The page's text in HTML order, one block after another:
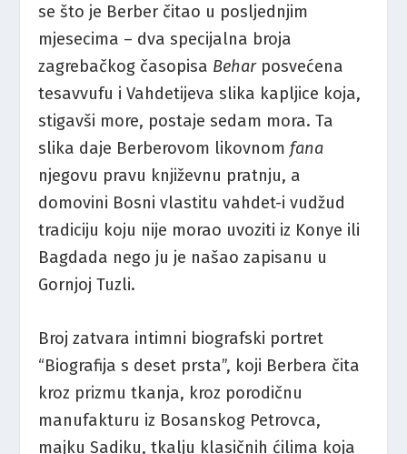
se što je Berber čitao u posljednjim
mjesecima – dva specijalna broja
zagrebačkog časopisa Beharposvećena
tesavvufu i Vahdetijeva slika kapljice koja,
stigavši more, postaje sedam mora. Ta
slika daje Berberovom likovnomfana
njegovu pravu književnu pratnju, a
domovini Bosni vlastitu vahdet-i vudžud
tradiciju koju nije morao uvoziti iz Konye ili
Bagdada nego ju je našao zapisanu u
Gornjoj Tuzli.
Broj zatvara intimni biografski portret
“Biografija s deset prsta”, koji Berbera čita
kroz prizmu tkanja, kroz porodičnu
manufakturu iz Bosanskog Petrovca,
majku Sadiku, tkalju klasičnih ćilima koja